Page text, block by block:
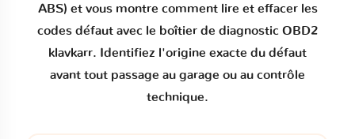
ABS) et vous montre comment lire et effacer les
codes défautavec le boîtier de diagnostic OBD2
klavkarr. Identifiez l'origine exacte du défaut
avant tout passage au garage ou au contrôle
technique.